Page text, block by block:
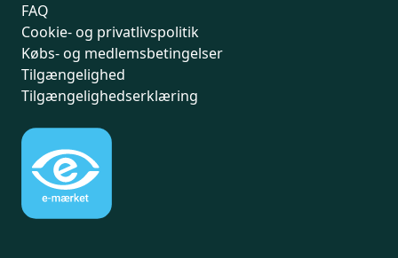
FAQ
Cookie- og privatlivspolitik
Købs- og medlemsbetingelser
Tilgængelighed
Tilgængelighedserklæring